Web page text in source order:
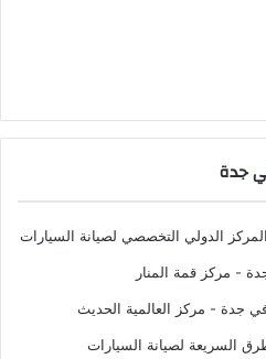
جدة
الدولي التخصصي لصيانة السيارات
- مركز قمة المنار
جدة - مركز العالمية الحديث
السريعة لصيانة السيارات